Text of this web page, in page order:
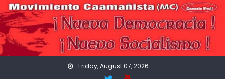
Skip
to
content
Friday, August 07, 2026